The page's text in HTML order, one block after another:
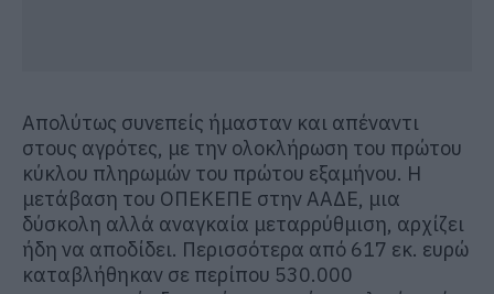
Απολύτως συνεπείς ήμασταν και απέναντι
στους αγρότες, με την ολοκλήρωση του πρώτου
κύκλου πληρωμών του πρώτου εξαμήνου. Η
μετάβαση του ΟΠΕΚΕΠΕ στην ΑΑΔΕ, μια
δύσκολη αλλά αναγκαία μεταρρύθμιση, αρχίζει
ήδη να αποδίδει. Περισσότερα από 617 εκ. ευρώ
καταβλήθηκαν σε περίπου 530.000